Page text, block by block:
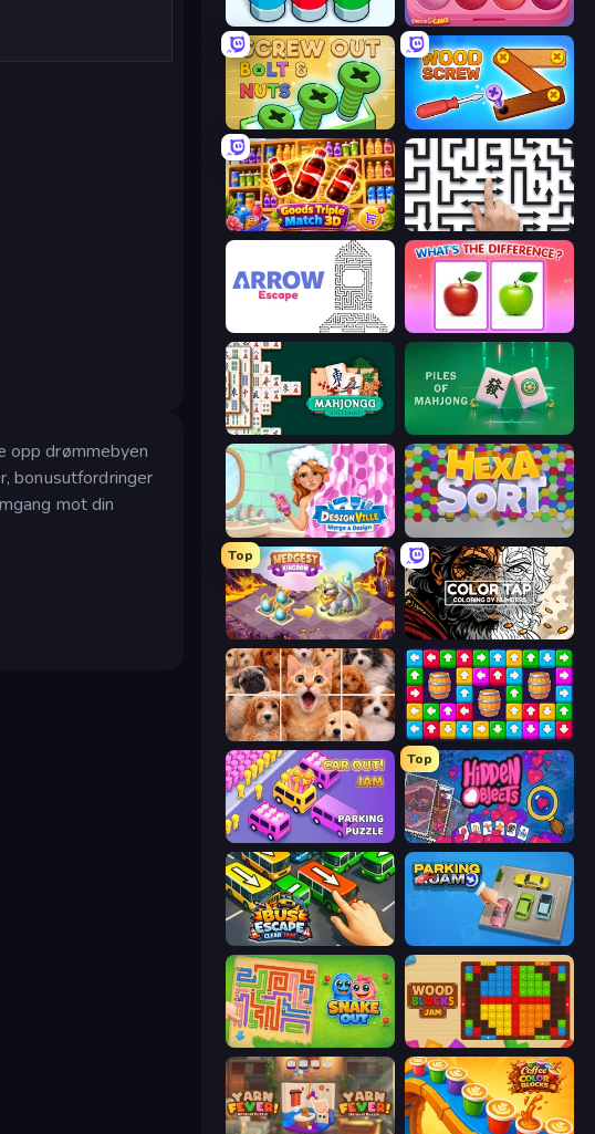
opp drømmebyen
bonusutfordringer
mot din
Piece of Cake: Merge and Bake
Screw Out: Bolts and Nuts Wood Screw: Bolts Puzzle
Goods Triple Match 3D Arrow Escape: Puzzle
Arrow Escape What's The Difference?
Mahjongg Solitaire Piles of Mahjong
Designville: Merge & Design
Top
Mergest Kingdom Color Tap: Coloring by Numbers
Jigpic Solitaire Tap Away Story
Car OUT! Jam Parking Puzzle
Top
Hidden Objects
Bus Escape: Clear Jam
Snake Out: Maze Escape Wood Blocks Jam